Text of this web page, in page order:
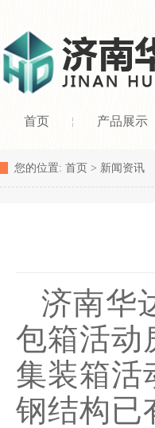
首页 产品展示
您的位置: 首页 > 新闻资讯
济南华
包箱活动
集装箱活
钢结构已